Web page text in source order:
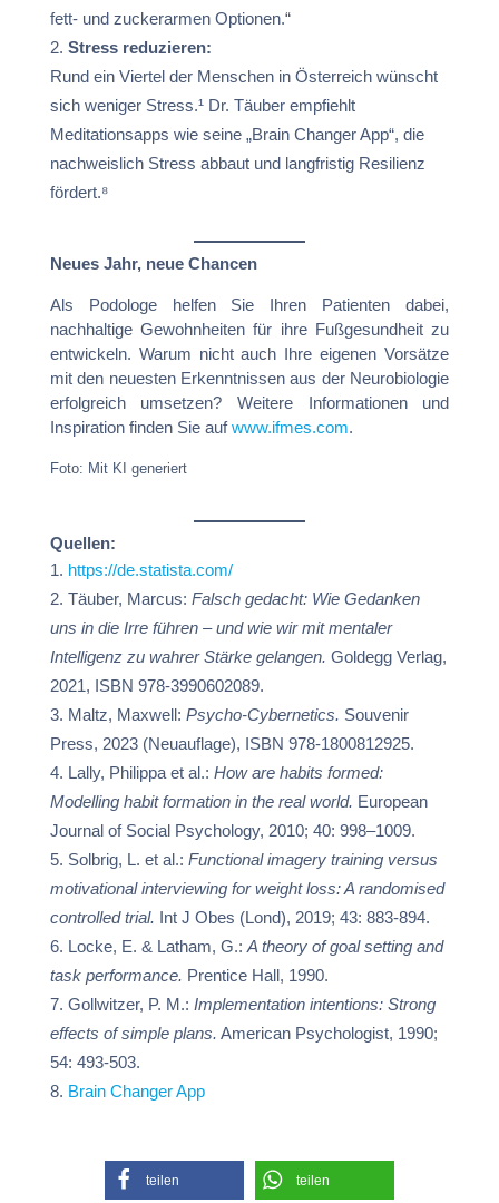
fett- und zuckerarmen Optionen.“
Stress reduzieren:
Rund ein Viertel der Menschen in Österreich wünscht
sich weniger Stress.¹ Dr. Täuber empfiehlt
Meditationsapps wie seine „Brain Changer App“, die
nachweislich Stress abbaut und langfristig Resilienz
fördert.⁸
Neues Jahr, neue Chancen
Als Podologe helfen Sie Ihren Patienten dabei,
nachhaltige Gewohnheiten für ihre Fußgesundheit zu
entwickeln. Warum nicht auch Ihre eigenen Vorsätze
mit den neuesten Erkenntnissen aus der Neurobiologie
erfolgreich umsetzen? Weitere Informationen und
Inspiration finden Sie aufwww.ifmes.com.
Foto: Mit KI generiert
Quellen:
https://de.statista.com/
Täuber, Marcus: Falsch gedacht: Wie Gedanken
uns in die Irre führen – und wie wir mit mentaler
Intelligenz zu wahrer Stärke gelangen. Goldegg Verlag,
2021, ISBN 978-3990602089.
Maltz, Maxwell: Psycho-Cybernetics. Souvenir
Press, 2023 (Neuauflage), ISBN 978-1800812925.
Lally, Philippa et al.: How are habits formed:
Modelling habit formation in the real world. European
Journal of Social Psychology, 2010; 40: 998–1009.
Solbrig, L. et al.: Functional imagery training versus
motivational interviewing for weight loss: A randomised
controlled trial. Int J Obes (Lond), 2019; 43: 883-894.
Locke, E. & Latham, G.: A theory of goal setting and
task performance. Prentice Hall, 1990.
Gollwitzer, P. M.: Implementation intentions: Strong
effects of simple plans. American Psychologist, 1990;
54: 493-503.
Brain Changer App
teilen teilen